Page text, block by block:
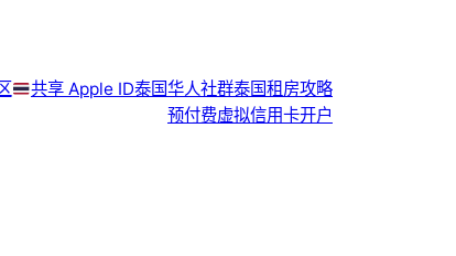
共享 Apple ID泰国华人社群泰国租房攻略
预付费虚拟信用卡开户